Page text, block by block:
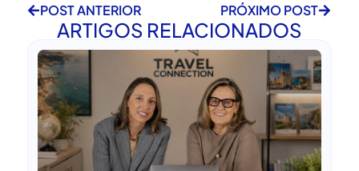
POST ANTERIOR
PRÓXIMO POST
ARTIGOS RELACIONADOS